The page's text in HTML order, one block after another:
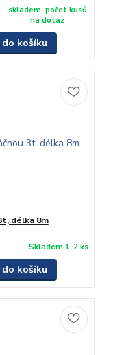
skladem, počet kusů
na dotaz
košíku
délka 8m
Skladem 1-2 ks
košíku